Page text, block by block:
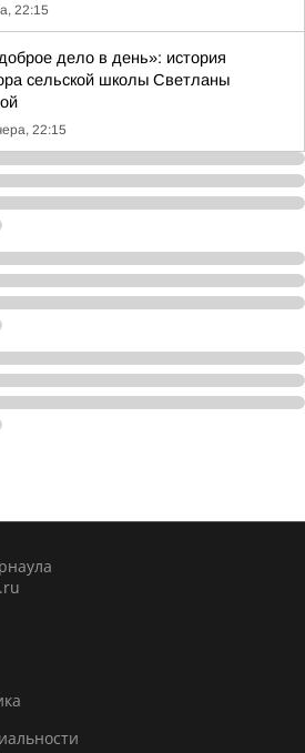
22:15
дело в день»: история
сельской школы Светланы
22:15